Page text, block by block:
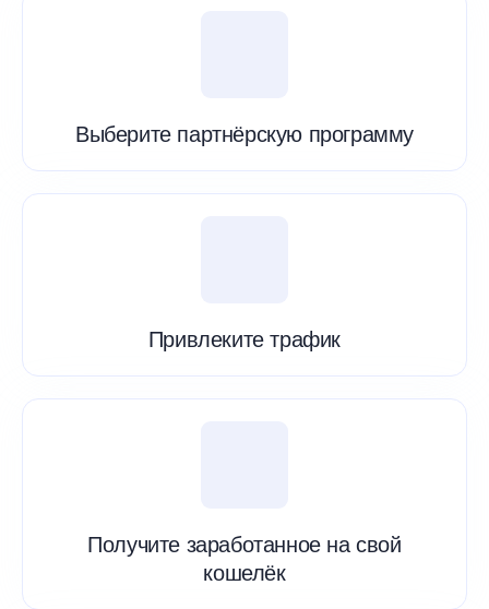
Выберите партнёрскую программу
Привлеките трафик
Получите заработанное на свой
кошелёк